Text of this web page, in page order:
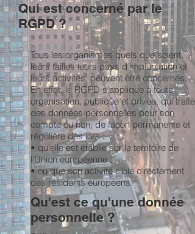
Qui est concerné par le
RGPD ?
Tous les organismes quels que soient
leurs tailles leurs pays d’implantation et
leurs activités, peuvent être concernés.
En effet, le RGPD s’applique à toute
organisation, publique et privée, qui traite
des données personnelles pour son
compte ou non, de façon permanente et
régulière dès lors :
• qu’elle est établie sur le territoire de
l’Union européenne ;
• ou que son activité cible directement
des résidents européens.
Qu'est ce qu'une donnée
personnelle ?